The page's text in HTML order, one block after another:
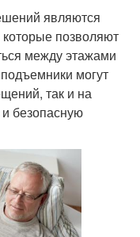
являются
позволяют
между этажами
могут
так и на
безопасную